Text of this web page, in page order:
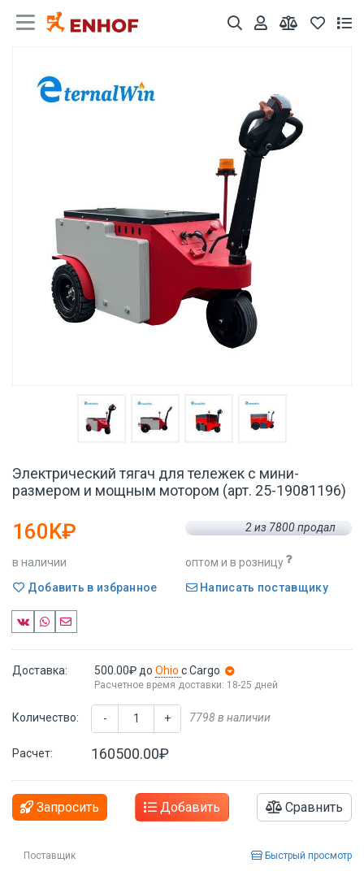
Электрический тягач для тележек с мини-
размером и мощным мотором (арт. 25-19081196)
160K₽ 2 из 7800 продал
в наличии
оптом и в розницу
Добавить в избранное
Написать поставщику
Доставка: 500.00₽ до Ohio с Cargo
Расчетное время доставки: 18-25 дней
Количество: - + 7798 в наличии
Расчет: 160500.00₽
Запросить Добавить Сравнить
Поставщик Быстрый просмотр